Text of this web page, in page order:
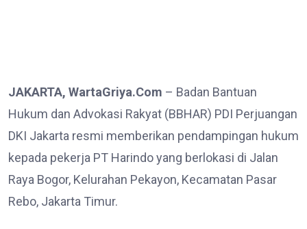
JAKARTA, WartaGriya.Com – Badan Bantuan
Hukum dan Advokasi Rakyat (BBHAR) PDI Perjuangan
DKI Jakarta resmi memberikan pendampingan hukum
kepada pekerja PT Harindo yang berlokasi di Jalan
Raya Bogor, Kelurahan Pekayon, Kecamatan Pasar
Rebo, Jakarta Timur.